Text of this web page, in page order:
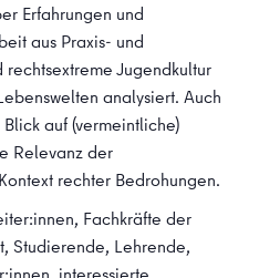
Erfahrungen und
aus Praxis- und
Jugendkultur
analysiert. Auch
auf (vermeintliche)
Relevanz der
rechter Bedrohungen.
Fachkräfte der
Studierende, Lehrende,